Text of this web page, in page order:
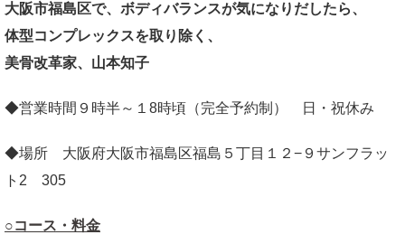
大阪市福島区で、ボディバランスが気になりだしたら、
体型コンプレックスを取り除く、
美骨改革家、山本知子
◆営業時間９時半～１8時頃（完全予約制） 日・祝休み
◆場所 大阪府大阪市福島区福島５丁目１２−９サンフラッ
ト2 305
○コース・料金